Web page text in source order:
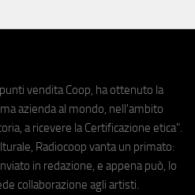
vendita Coop, ha ottenuto la
azienda al mondo, nell'ambito
a ricevere la Certificazione etica".
Radiocoop vanta un primato:
in redazione, e appena può, lo
collaborazione agli artisti.